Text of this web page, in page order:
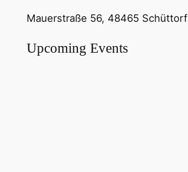
Mauerstraße 56, 48465 Schüttorf
Upcoming Events